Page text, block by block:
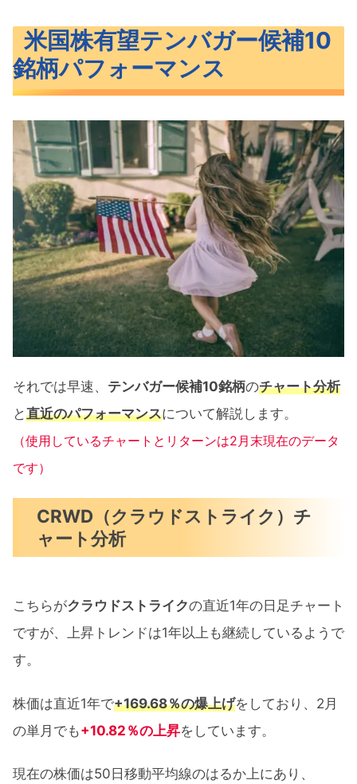
米国株有望テンバガー候補10
銘柄パフォーマンス
それでは早速、 テンバガー候補10銘柄のチャート分析
と直近のパフォーマンスについて解説します。
（使用しているチャートとリターンは2月末現在のデータ
です）
CRWD（クラウドストライク）チ
ャート分析
こちらがクラウドストライクの直近1年の日足チャート
ですが、上昇トレンドは1年以上も継続しているようで
す。
株価は直近1年で+169.68％の爆上げをしており、2月
の単月でも+10.82％の上昇をしています。
現在の株価は50日移動平均線のはるか上にあり、